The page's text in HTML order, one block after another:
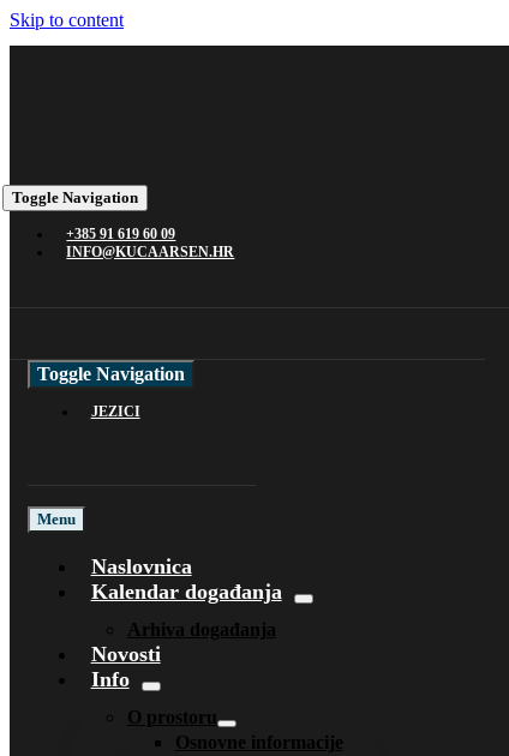
Skip to content
Toggle Navigation
+385 91 619 60 09
INFO@KUCAARSEN.HR
Toggle Navigation
JEZICI
Menu
Naslovnica
Kalendar događanja
Arhiva događanja
Novosti
Info
O prostoru
Osnovne informacije